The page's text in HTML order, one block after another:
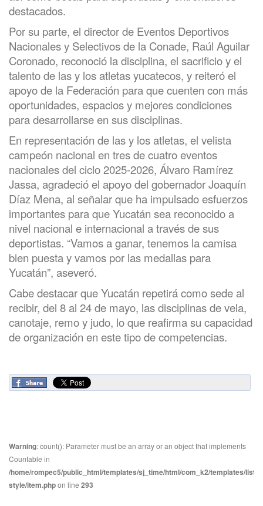
destacados.
Por su parte, el director de Eventos Deportivos
Nacionales y Selectivos de la Conade, Raúl Aguilar
Coronado, reconoció la disciplina, el sacrificio y el
talento de las y los atletas yucatecos, y reiteró el
apoyo de la Federación para que cuenten con más
oportunidades, espacios y mejores condiciones
para desarrollarse en sus disciplinas.
En representación de las y los atletas, el velista
campeón nacional en tres de cuatro eventos
nacionales del ciclo 2025-2026, Álvaro Ramírez
Jassa, agradeció el apoyo del gobernador Joaquín
Díaz Mena, al señalar que ha impulsado esfuerzos
importantes para que Yucatán sea reconocido a
nivel nacional e internacional a través de sus
deportistas. “Vamos a ganar, tenemos la camisa
bien puesta y vamos por las medallas para
Yucatán”, aseveró.
Cabe destacar que Yucatán repetirá como sede al
recibir, del 8 al 24 de mayo, las disciplinas de vela,
canotaje, remo y judo, lo que reafirma su capacidad
de organización en este tipo de competencias.
Warning: count(): Parameter must be an array or an object that implements
Countable in
/home/rompec5/public_html/templates/sj_time/html/com_k2/templates/
style/item.phpon line 293